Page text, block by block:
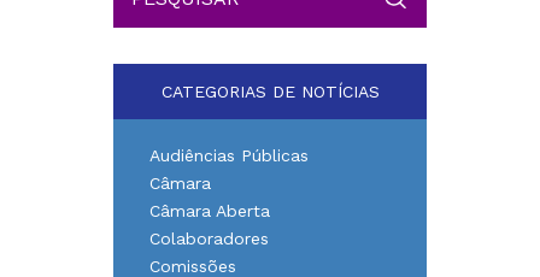
CATEGORIAS DE NOTÍCIAS
Audiências Públicas
Câmara
Câmara Aberta
Colaboradores
Comissões